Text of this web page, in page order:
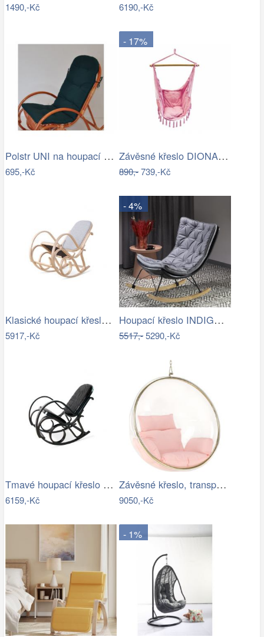
1490,-Kč 6190,-Kč
Polstr UNI na houpací křeslo - látka…
695,-Kč
- 17%
Závěsné křeslo DIONA starorůžová
890,-739,-Kč
Klasické houpací křeslo - AT
5917,-Kč
- 4%
Houpací křeslo INDIGO Halmar
5517,-5290,-Kč
Tmavé houpací křeslo z přírodní ovčí…
6159,-Kč
Závěsné křeslo, transparentní/zlatá…
9050,-Kč
- 1%